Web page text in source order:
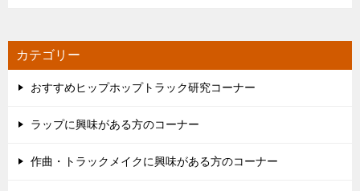
カテゴリー
おすすめヒップホップトラック研究コーナー
ラップに興味がある方のコーナー
作曲・トラックメイクに興味がある方のコーナー